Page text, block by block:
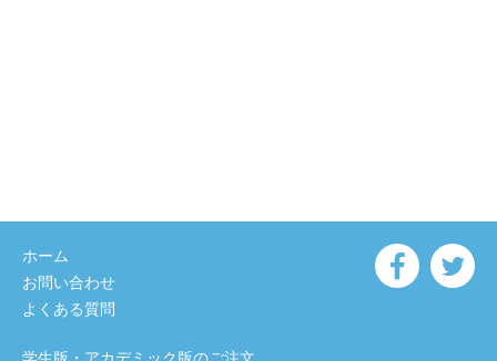
ホーム
お問い合わせ
よくある質問